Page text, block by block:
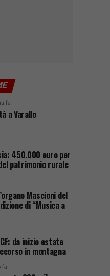
fa
a Varallo
450.000 euro per
patrimonio rurale
Mascioni del
di “Musica a
da inizio estate
in montagna
fa